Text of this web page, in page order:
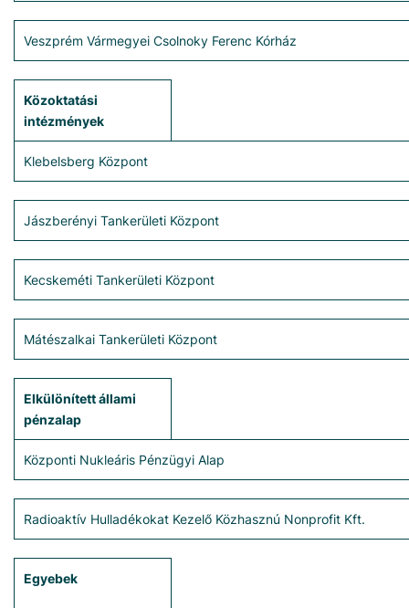
Veszprém Vármegyei Csolnoky Ferenc Kórház
Közoktatási
intézmények
Klebelsberg Központ
Jászberényi Tankerületi Központ
Kecskeméti Tankerületi Központ
Mátészalkai Tankerületi Központ
Elkülönített állami
pénzalap
Központi Nukleáris Pénzügyi Alap
Radioaktív Hulladékokat Kezelő Közhasznú Nonprofit Kft.
Egyebek